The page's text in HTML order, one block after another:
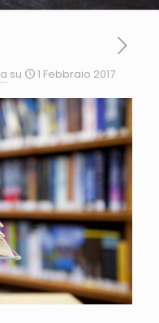
su 1 Febbraio 2017